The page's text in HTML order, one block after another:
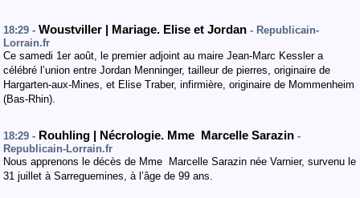
18:29 - Woustviller | Mariage. Elise et Jordan - Republicain-
Lorrain.fr
Ce samedi 1er août, le premier adjoint au maire Jean-Marc Kessler a
célébré l’union entre Jordan Menninger, tailleur de pierres, originaire de
Hargarten-aux-Mines, et Elise Traber, infirmière, originaire de Mommenheim
(Bas-Rhin).
18:29 - Rouhling | Nécrologie. Mme Marcelle Sarazin -
Republicain-Lorrain.fr
Nous apprenons le décès de Mme Marcelle Sarazin née Varnier, survenu le
31 juillet à Sarreguemines, à l’âge de 99 ans.